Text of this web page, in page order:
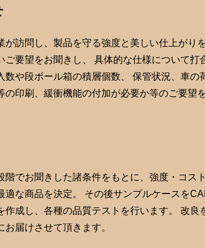
が訪問し、製品を守る強度と美しい仕上がり
ご要望をお聞きし、 具体的な仕様について
数や段ボール箱の積層個数、 保管状況、車
の印刷、緩衝機能の付加が必要か等のご要望
階でお聞きした諸条件をもとに、強度・コス
適な商品を決定。 その後サンプルケースを
作成し、各種の品質テストを行います。 改良
お届けさせて頂きます。